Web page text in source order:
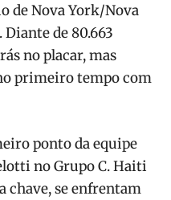
de Nova York/Nova
Diante de 80.663
no placar, mas
primeiro tempo com
ponto da equipe
no Grupo C. Haiti
chave, se enfrentam